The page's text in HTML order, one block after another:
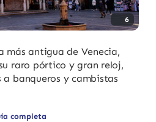
6
más antigua de Venecia,
raro pórtico y gran reloj,
banqueros y cambistas
completa